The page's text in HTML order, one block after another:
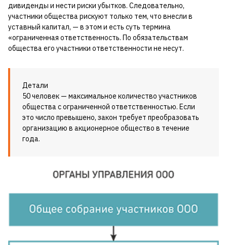
дивиденды и нести риски убытков. Следовательно,
участники общества рискуют только тем, что внесли в
уставный капитал, — в этом и есть суть термина
«ограниченная ответственность. По обязательствам
общества его участники ответственности не несут.
Детали
50 человек — максимальное количество участников
общества с ограниченной ответственностью. Если
это число превышено, закон требует преобразовать
организацию в акционерное общество в течение
года.